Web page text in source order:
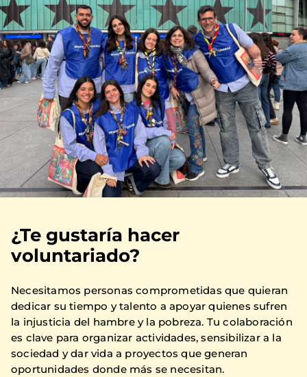
Imagen
¿Te gustaría hacer
voluntariado?
Necesitamos personas comprometidas que quieran
dedicar su tiempo y talento a apoyar quienes sufren
la injusticia del hambre y la pobreza. Tu colaboración
es clave para organizar actividades, sensibilizar a la
sociedad y dar vida a proyectos que generan
oportunidades donde más se necesitan.